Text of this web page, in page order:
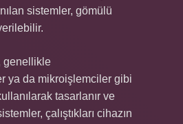
sistemler, gömülü
genellikle
ya da mikroişlemciler gibi
tasarlanır ve
çalıştıkları cihazın